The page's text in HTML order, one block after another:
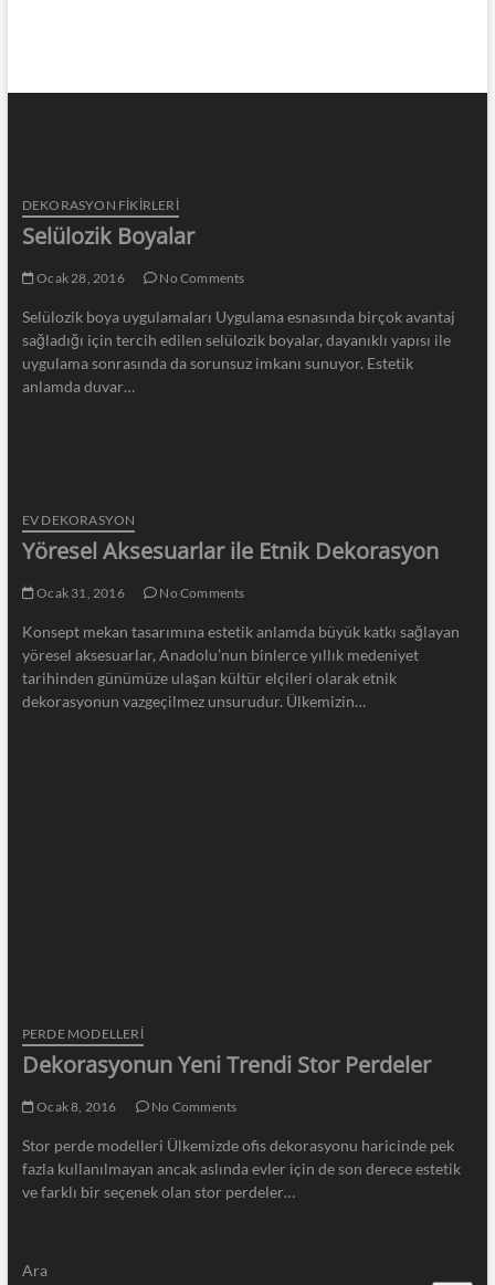
DEKORASYON FİKİRLERİ
Selülozik Boyalar
Ocak 28, 2016 No Comments
Selülozik boya uygulamaları Uygulama esnasında birçok avantaj
sağladığı için tercih edilen selülozik boyalar, dayanıklı yapısı ile
uygulama sonrasında da sorunsuz imkanı sunuyor. Estetik
anlamda duvar…
EV DEKORASYON
Yöresel Aksesuarlar ile Etnik Dekorasyon
Ocak 31, 2016 No Comments
Konsept mekan tasarımına estetik anlamda büyük katkı sağlayan
yöresel aksesuarlar, Anadolu’nun binlerce yıllık medeniyet
tarihinden günümüze ulaşan kültür elçileri olarak etnik
dekorasyonun vazgeçilmez unsurudur. Ülkemizin…
PERDE MODELLERI
Dekorasyonun Yeni Trendi Stor Perdeler
Ocak 8, 2016 No Comments
Stor perde modelleri Ülkemizde ofis dekorasyonu haricinde pek
fazla kullanılmayan ancak aslında evler için de son derece estetik
ve farklı bir seçenek olan stor perdeler…
Ara